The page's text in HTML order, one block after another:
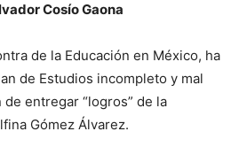
Cosío Gaona
de la Educación en México, ha
de Estudios incompleto y mal
entregar “logros” de la
Gómez Álvarez.